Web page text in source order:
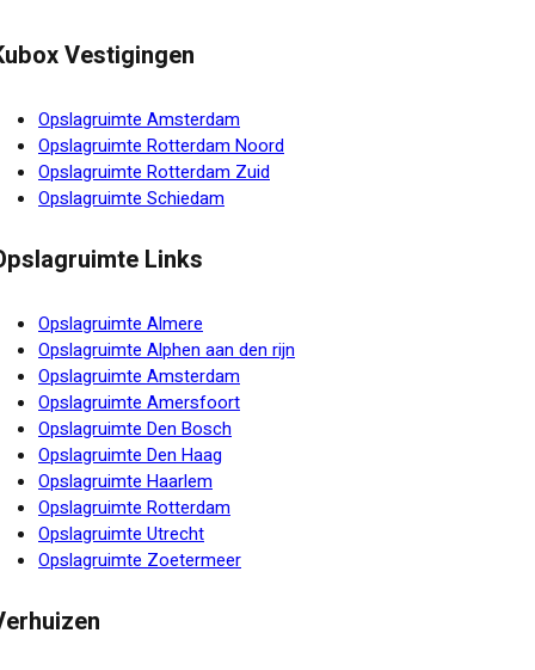
Vestigingen
Opslagruimte Amsterdam
Opslagruimte Rotterdam Noord
Opslagruimte Rotterdam Zuid
Opslagruimte Schiedam
Links
Opslagruimte Almere
Opslagruimte Alphen aan den rijn
Opslagruimte Amsterdam
Opslagruimte Amersfoort
Opslagruimte Den Bosch
Opslagruimte Den Haag
Opslagruimte Haarlem
Opslagruimte Rotterdam
Opslagruimte Utrecht
Opslagruimte Zoetermeer